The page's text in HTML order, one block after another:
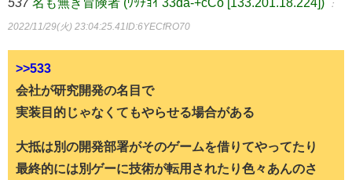
537 名も無き冒険者 (ﾜｯﾁｮｲ 33da-+cCo [133.201.18.224]) ：
2022/11/29(火) 23:04:25.41ID:6YECfRO70
>>533
会社が研究開発の名目で
実装目的じゃなくてもやらせる場合がある
大抵は別の開発部署がそのゲームを借りてやってたり
最終的には別ゲーに技術が転用されたり色々あんのさ